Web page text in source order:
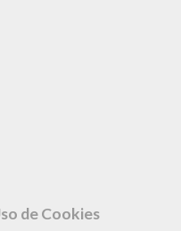
de Cookies